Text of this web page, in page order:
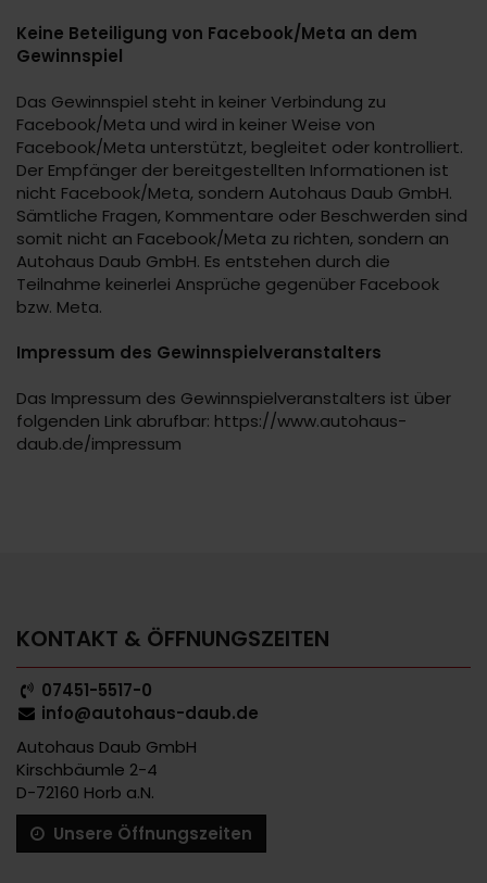
Keine Beteiligung von Facebook/Meta an dem
Gewinnspiel
Das Gewinnspiel steht in keiner Verbindung zu
Facebook/Meta und wird in keiner Weise von
Facebook/Meta unterstützt, begleitet oder kontrolliert.
Der Empfänger der bereitgestellten Informationen ist
nicht Facebook/Meta, sondern Autohaus Daub GmbH.
Sämtliche Fragen, Kommentare oder Beschwerden sind
somit nicht an Facebook/Meta zu richten, sondern an
Autohaus Daub GmbH. Es entstehen durch die
Teilnahme keinerlei Ansprüche gegenüber Facebook
bzw. Meta.
Impressum des Gewinnspielveranstalters
Das Impressum des Gewinnspielveranstalters ist über
folgenden Link abrufbar: https://www.autohaus-
daub.de/impressum
KONTAKT & ÖFFNUNGSZEITEN
07451-5517-0
info@autohaus-daub.de
Autohaus Daub GmbH
Kirschbäumle 2-4
D-72160 Horb a.N.
Unsere Öffnungszeiten